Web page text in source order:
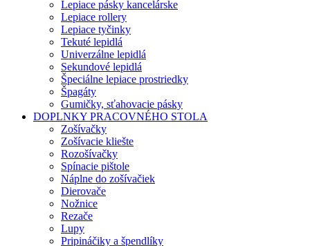
Lepiace pásky kancelárske
Lepiace rollery
Lepiace tyčinky
Tekuté lepidlá
Univerzálne lepidlá
Sekundové lepidlá
Špeciálne lepiace prostriedky
Špagáty
Gumičky, sťahovacie pásky
DOPLNKY PRACOVNÉHO STOLA
Zošívačky
Zošívacie kliešte
Rozošívačky
Spínacie pištole
Náplne do zošívačiek
Dierovače
Nožnice
Rezače
Lupy
Pripináčiky a špendlíky